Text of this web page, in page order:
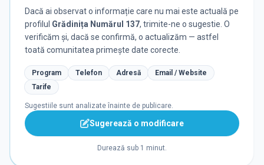
Dacă ai observat o informație care nu mai este actuală pe
profilul Grădinița Numărul 137, trimite-ne o sugestie. O
verificăm și, dacă se confirmă, o actualizăm — astfel
toată comunitatea primește date corecte.
Program Telefon Adresă
Email / Website
Tarife
Sugestiile sunt analizate înainte de publicare.
Sugerează o modificare
Durează sub 1 minut.